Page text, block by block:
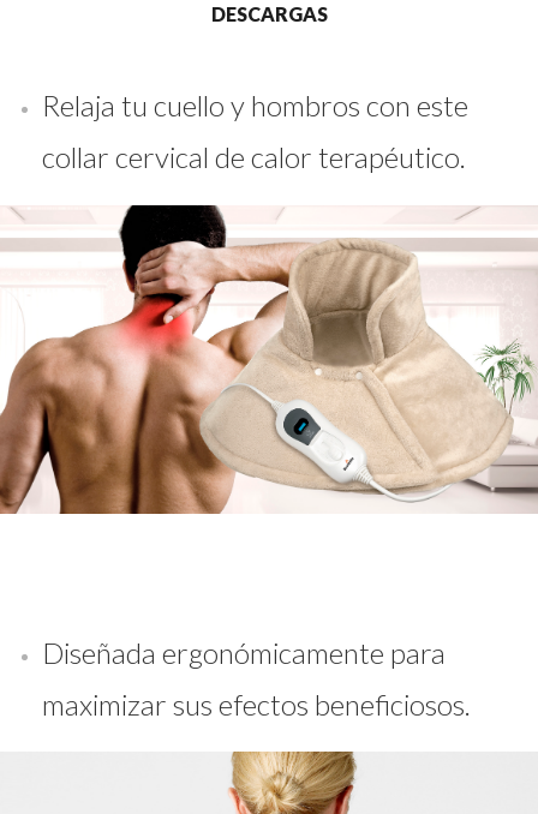
DESCARGAS
Relaja tu cuello y hombros con este
collar cervical de calor terapéutico.
Diseñada ergonómicamente para
maximizar sus efectos beneficiosos.